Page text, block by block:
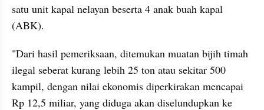
satu unit kapal nelayan beserta 4 anak buah kapal
(ABK).
"Dari hasil pemeriksaan, ditemukan muatan bijih timah
ilegal seberat kurang lebih 25 ton atau sekitar 500
kampil, dengan nilai ekonomis diperkirakan mencapai
Rp 12,5 miliar, yang diduga akan diselundupkan ke